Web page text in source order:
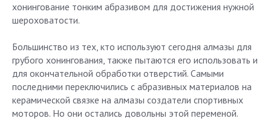
хонингование тонким абразивом для достижения нужной
шероховатости.
Большинство из тех, кто используют сегодня алмазы для
грубого хонингования, также пытаются его использовать и
для окончательной обработки отверстий. Самыми
последними переключились с абразивных материалов на
керамической связке на алмазы создатели спортивных
моторов. Но они остались довольны этой переменой.